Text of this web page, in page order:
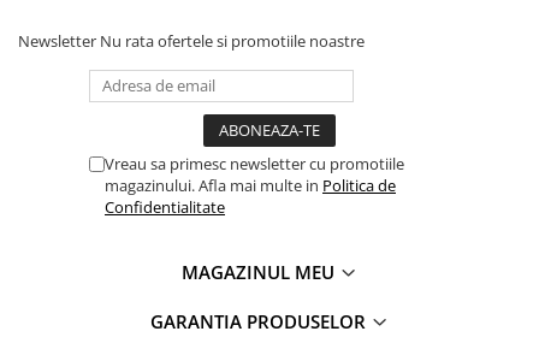
Newsletter Nu rata ofertele si promotiile noastre
Vreau sa primesc newsletter cu promotiile
magazinului. Afla mai multe in Politica de
Confidentialitate
MAGAZINUL MEU
GARANTIA PRODUSELOR